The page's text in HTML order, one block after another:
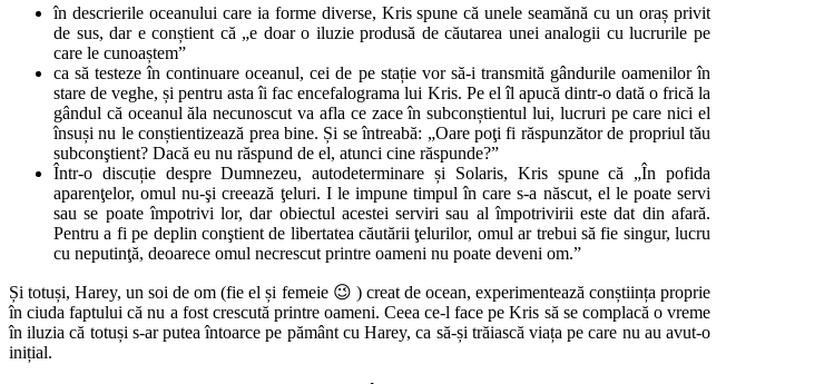
în descrierile oceanului care ia forme diverse, Kris spune că unele seamănă cu un oraș privit
de sus, dar e conștient că „e doar o iluzie produsă de căutarea unei analogii cu lucrurile pe
care le cunoaștem”
ca să testeze în continuare oceanul, cei de pe stație vor să-i transmită gândurile oamenilor în
stare de veghe, și pentru asta îi fac encefalograma lui Kris. Pe el îl apucă dintr-o dată o frică la
gândul că oceanul ăla necunoscut va afla ce zace în subconștientul lui, lucruri pe care nici el
însuși nu le conștientizează prea bine. Și se întreabă: „Oare poţi fi răspunzător de propriul tău
subconştient? Dacă eu nu răspund de el, atunci cine răspunde?”
Într-o discuție despre Dumnezeu, autodeterminare și Solaris, Kris spune că „În pofida
aparenţelor, omul nu-şi creează ţeluri. I le impune timpul în care s-a născut, el le poate servi
sau se poate împotrivi lor, dar obiectul acestei serviri sau al împotrivirii este dat din afară.
Pentru a fi pe deplin conştient de libertatea căutării ţelurilor, omul ar trebui să fie singur, lucru
cu neputinţă, deoarece omul necrescut printre oameni nu poate deveni om.”
Și totuși, Harey, un soi de om (fie el și femeie 😉 ) creat de ocean, experimentează conștiința proprie
în ciuda faptului că nu a fost crescută printre oameni. Ceea ce-l face pe Kris să se complacă o vreme
în iluzia că totuși s-ar putea întoarce pe pământ cu Harey, ca să-și trăiască viața pe care nu au avut-o
inițial.